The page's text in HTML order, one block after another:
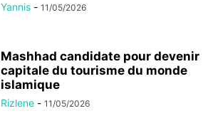
Yannis - 11/05/2026
Mashhad candidate pour devenir
capitale du tourisme du monde
islamique
Rizlene - 11/05/2026